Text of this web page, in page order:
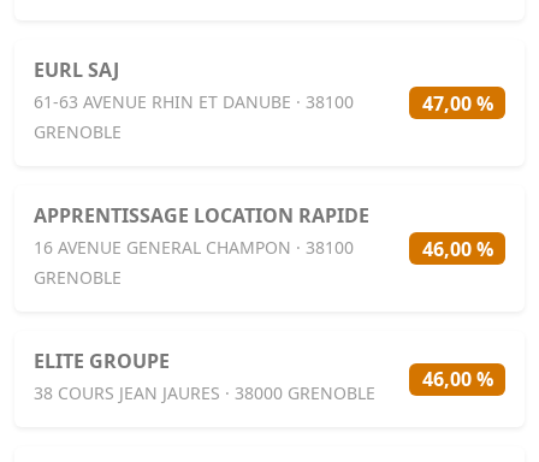
EURL SAJ
61-63 AVENUE RHIN ET DANUBE · 38100
GRENOBLE
47,00 %
APPRENTISSAGE LOCATION RAPIDE
16 AVENUE GENERAL CHAMPON · 38100
GRENOBLE
46,00 %
ELITE GROUPE
38 COURS JEAN JAURES · 38000 GRENOBLE
46,00 %